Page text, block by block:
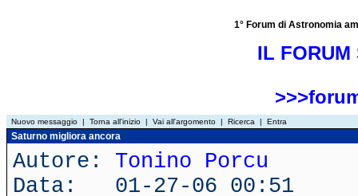
1° Forum di Astronomia
IL FORUM
Nuovo messaggio | Torna all'inizio | Vai all'argomento | Ricerca | Entra
Saturno migliora ancora
Autore: Tonino Porcu
Data: 01-27-06 00:51